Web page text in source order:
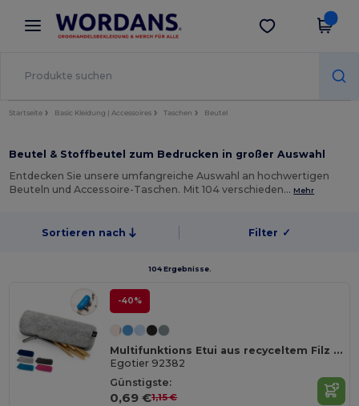
× Wordans App
Bessere Preise in der App!
App holen
Startseite Basic Kleidung | Accessoires Taschen Beutel
Beutel & Stoffbeutel zum Bedrucken in großer Auswahl
Entdecken Sie unsere umfangreiche Auswahl an hochwertigen
Beuteln und Accessoire-Taschen. Mit 104 verschieden… Mehr
Sortieren nach Filter ✓
104 Ergebnisse.
-40%
Multifunktions Etui aus recyceltem Filz (100% rPET)
Egotier 92382
Günstigste:
0,69 €1,15 €